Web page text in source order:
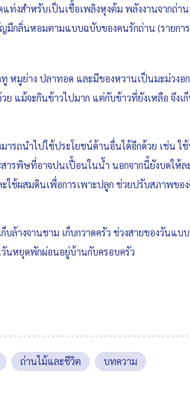
งสำหรับเป็นเชื้อเพลิงหุงต้ม พลังงานจากถ่า
กลิ่นหอมตามแบบฉบับของคนรักถ่าน (รายกา
หมูย่าง ปลาทอด และมีของหวานเป็นมะม่วงอ
แม้จะกินข้าวไปมาก แต่กับข้าวที่ยังเหลือ จึงเ
ารถนำไปใช้ประโยชน์ด้านอื่นได้อีกด้วย เช่น
ารพิษที่อาจปนเปื้อนในน้ำ นอกจากนี้ยังบดให้ล
ใช้ผสมดินเพื่อการเพาะปลูก ช่วยปรับสภาพขอ
บล้างจานชาม เก็บกวาดครัว ช่วงสายของวันแ
นหยุดพักผ่อนอยู่บ้านกับครอบครัว
ถ่านไม้และชีวิต บทความ